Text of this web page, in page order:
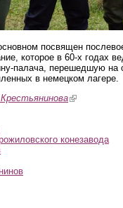
посвящен
которое в 60-х годах
палача, перешедшую на
в немецком лагере.
(link is
конезавода